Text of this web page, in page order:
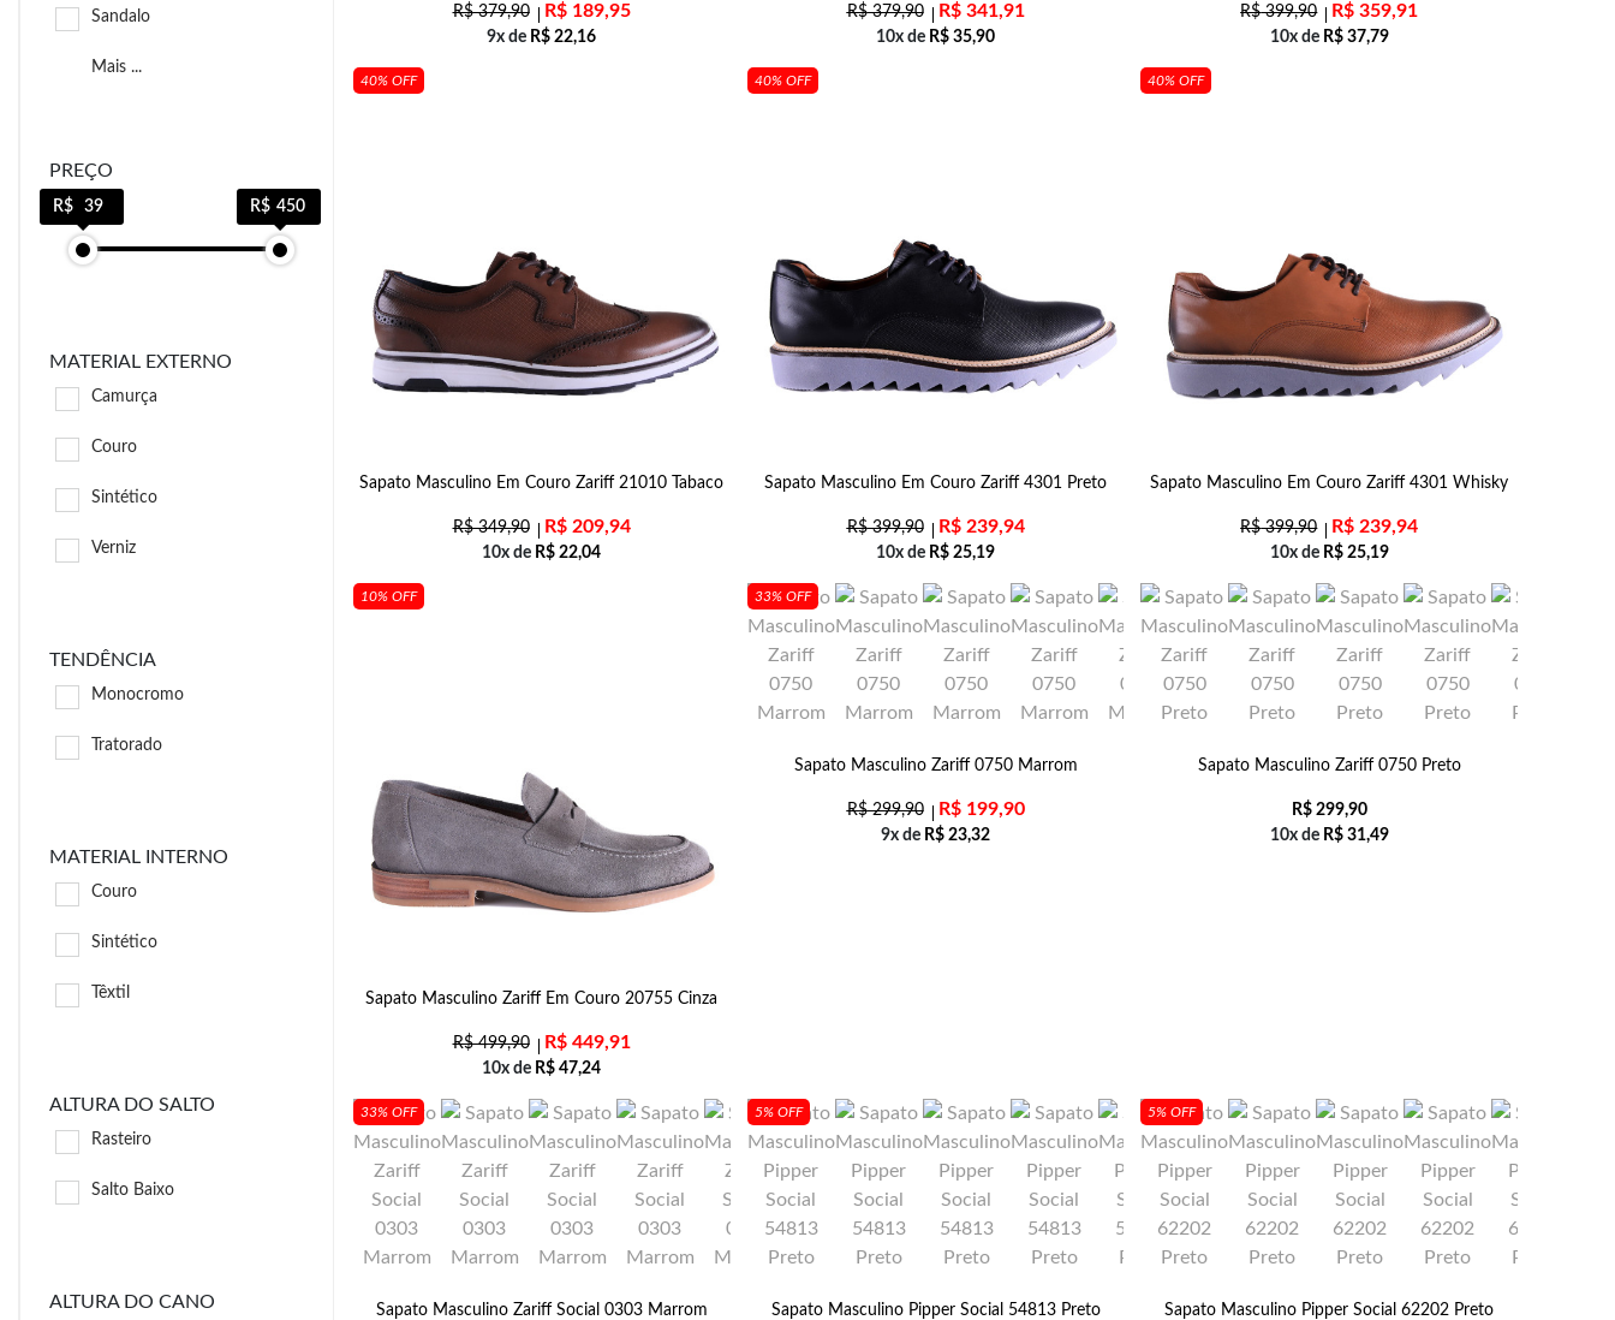
Sandalo
Mais ...
PREÇO
39 450
MATERIAL EXTERNO
Camurça
Couro
Sintético
Verniz
TENDÊNCIA
Monocromo
Tratorado
MATERIAL INTERNO
Couro
Sintético
Têxtil
ALTURA DO SALTO
Rasteiro
Salto Baixo
ALTURA DO CANO
R$379,90 R$189,95
9x de R$ 22,16
R$379,90 R$341,91
10x de R$ 35,90
R$399,90 R$ 359,91
10x de R$37,79
40% OFF
Sapato Masculino Em Couro Zariff 21010 Tabaco
R$349,90 R$209,94
10x de R$ 22,04
40% OFF
Sapato Masculino Em Couro Zariff 4301 Preto
R$399,90 R$239,94
10x de R$ 25,19
40% OFF
Sapato Masculino Em Couro Zariff 4301 Whisky
R$399,90 R$ 239,94
10x de R$25,19
10% OFF
Sapato Masculino Zariff Em Couro 20755 Cinza
R$499,90 R$449,91
10x de R$ 47,24
33% OFF
Sapato Masculino Zariff 0750 Marrom
R$299,90 R$199,90
9x de R$ 23,32
Sapato Masculino Zariff 0750 Preto
R$299,90
10x de R$31,49
33% OFF
Sapato Masculino Zariff Social 0303 Marrom
5% OFF
Sapato Masculino Pipper Social 54813 Preto
5% OFF
Sapato Masculino Pipper Social 62202 Preto